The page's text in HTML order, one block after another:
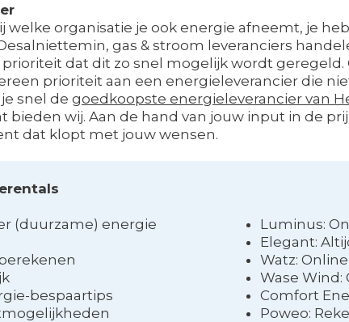
welke organisatie je ook energie afneemt, je
gas & stroom leveranciers
dat dit zo snel mogelijk wordt geregeld.
prioriteit aan een energieleverancier die
snel de goedkoopste energieleverancier van
bieden wij. Aan de hand van jouw input in de
dat klopt met jouw wensen.
(duurzame) energie
bespaartips
Luminus:
Elegant:
Watz:
Wase Wind:
Comfort
Poweo: